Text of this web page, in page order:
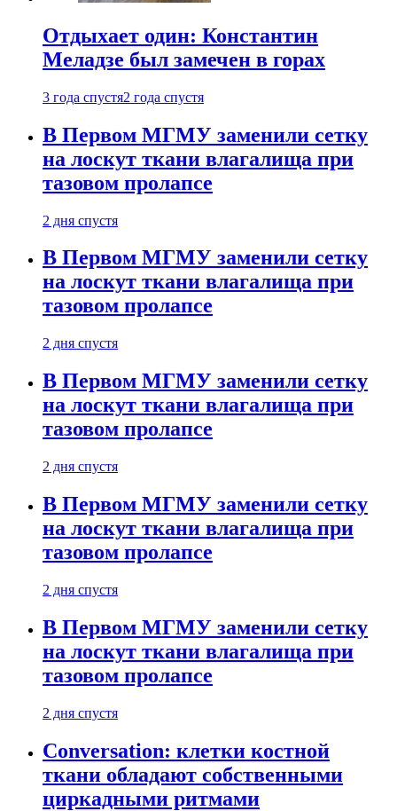
Отдыхает один: Константин
Меладзе был замечен в горах
3 года спустя2 года спустя
В Первом МГМУ заменили сетку
на лоскут ткани влагалища при
тазовом пролапсе
2 дня спустя
В Первом МГМУ заменили сетку
на лоскут ткани влагалища при
тазовом пролапсе
2 дня спустя
В Первом МГМУ заменили сетку
на лоскут ткани влагалища при
тазовом пролапсе
2 дня спустя
В Первом МГМУ заменили сетку
на лоскут ткани влагалища при
тазовом пролапсе
2 дня спустя
В Первом МГМУ заменили сетку
на лоскут ткани влагалища при
тазовом пролапсе
2 дня спустя
Conversation: клетки костной
ткани обладают собственными
циркадными ритмами